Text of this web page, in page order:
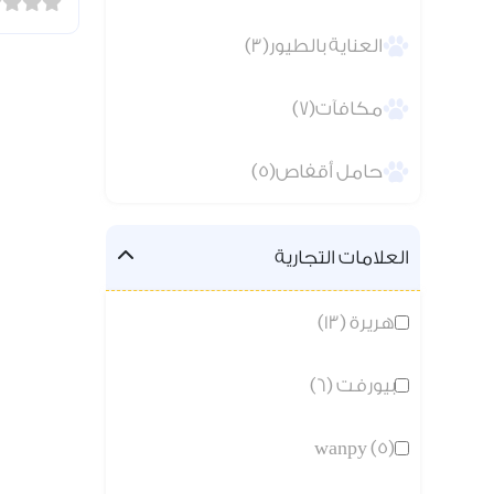
العناية بالطيور(3)
مكافآت(7)
حامل أقفاص(5)
العلامات التجارية
هريرة (13)
بيورفت (6)
wanpy (5)